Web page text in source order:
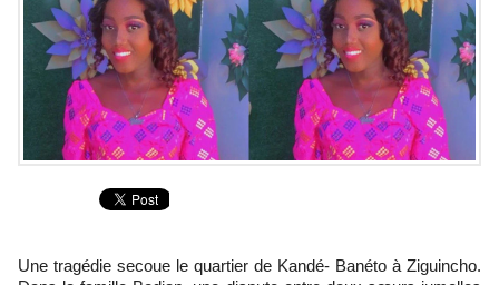
Une tragédie secoue le quartier de Kandé- Banéto à Ziguincho.